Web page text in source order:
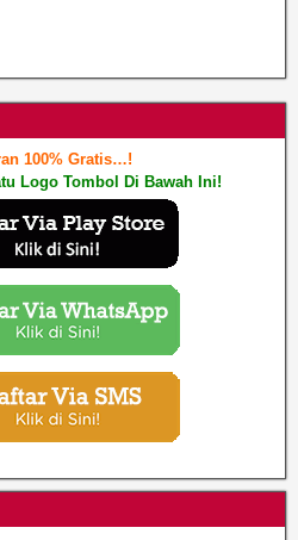
100% Gratis…!
Logo Tombol Di Bawah Ini!